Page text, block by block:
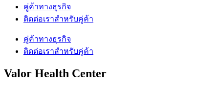
คู่ค้าทางธุรกิจ
ติดต่อเราสำหรับคู่ค้า
คู่ค้าทางธุรกิจ
ติดต่อเราสำหรับคู่ค้า
Valor Health Center